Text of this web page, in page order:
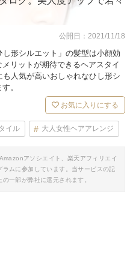
公開日：2021/11/18
形シルエット」の髪型は小顔効
リットが期待できるヘアスタイ
人気が高いおしゃれなひし形シ
。
お気に入りにする
イル 大人女性ヘアアレンジ
アソシエイト、楽天アフィリエイ
ムに参加しています。当サービスの記
一部が弊社に還元されます。